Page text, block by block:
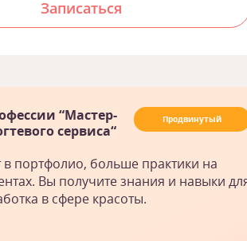
Записаться
Продвинутый
“Мастер-
сервиса“
портфолио, больше практики на
Вы получите знания и навыки
в сфере красоты.